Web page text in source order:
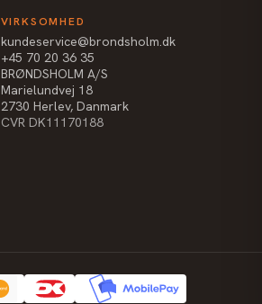
VIRKSOMHED
kundeservice@brondsholm.dk
+45 70 20 36 35
BRØNDSHOLM A/S
Marielundvej 18
2730 Herlev, Danmark
CVR DK11170188